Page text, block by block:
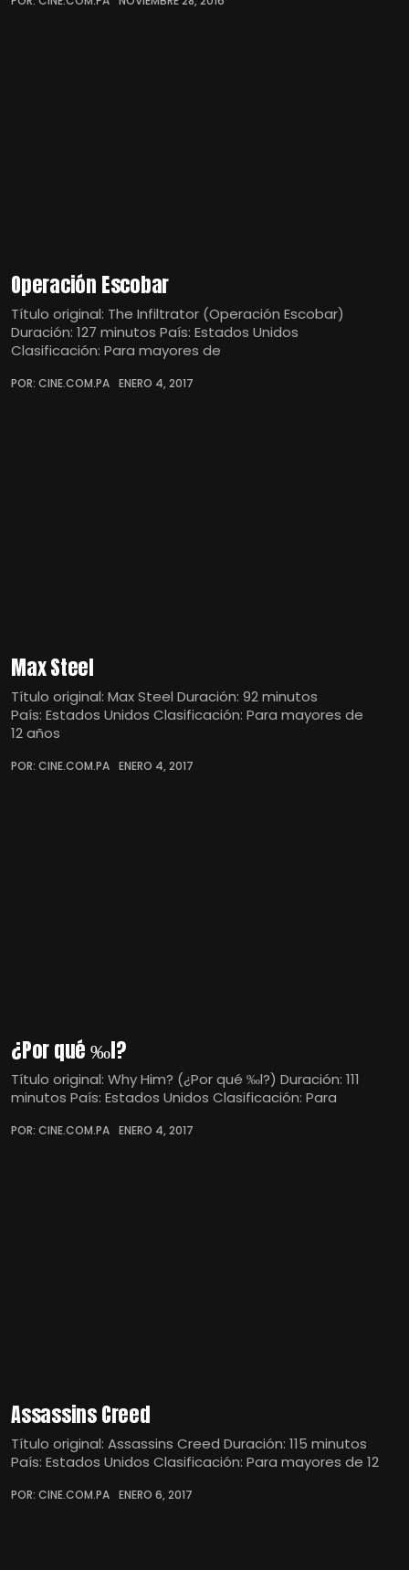
Operación Escobar
Título original: The Infiltrator (Operación Escobar)
Duración: 127 minutos País: Estados Unidos
Clasificación: Para mayores de
POR: CINE.COM.PA ENERO 4, 2017
Max Steel
Título original: Max Steel Duración: 92 minutos
País: Estados Unidos Clasificación: Para mayores de
12 años
POR: CINE.COM.PA ENERO 4, 2017
¿Por qué ‰l?
Título original: Why Him? (¿Por qué ‰l?) Duración: 111
minutos País: Estados Unidos Clasificación: Para
POR: CINE.COM.PA ENERO 4, 2017
Assassins Creed
Título original: Assassins Creed Duración: 115 minutos
País: Estados Unidos Clasificación: Para mayores de 12
POR: CINE.COM.PA ENERO 6, 2017